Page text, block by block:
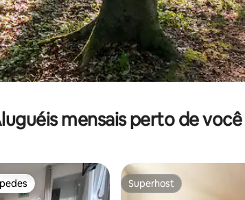
mensais perto de você
Superhost
Superhost